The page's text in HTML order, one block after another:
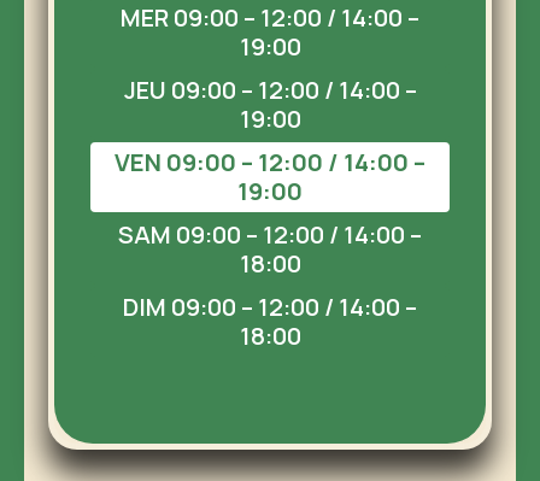
MER 09:00 – 12:00 / 14:00 –
19:00
JEU 09:00 – 12:00 / 14:00 –
19:00
VEN 09:00 – 12:00 / 14:00 –
19:00
SAM 09:00 – 12:00 / 14:00 –
18:00
DIM 09:00 – 12:00 / 14:00 –
18:00